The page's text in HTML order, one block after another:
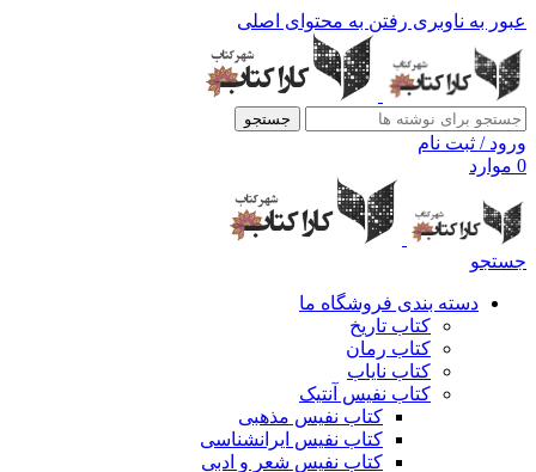
عبور به ناوبری رفتن به محتوای اصلی
جستجو
ورود / ثبت نام
0 موارد
جستجو
دسته بندی فروشگاه ما
کتاب تاریخ
کتاب رمان
کتاب نایاب
کتاب نفیس آنتیک
کتاب نفیس مذهبی
کتاب نفیس ایرانشناسی
کتاب نفیس شعر و ادبی